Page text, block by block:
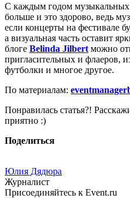
С каждым годом музыкальных
больше и это здорово, ведь
если концерты на фестивале
а визуальная часть оставит
блоге Belinda Jilbert можно
пригласительных и флаеров,
футболки и многое другое.
По материалам:
Понравилась статья?!
приятно :)
Поделиться
Юлия Дядюра
Журналист
Присоединяйтесь к Event.ru